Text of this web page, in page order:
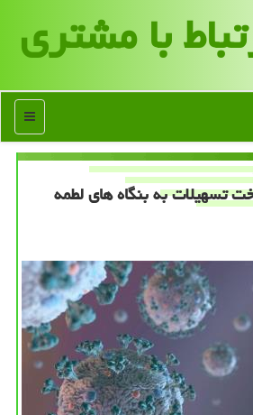
با مشتری
منو
تسهیلات به بنگاه های لطمه